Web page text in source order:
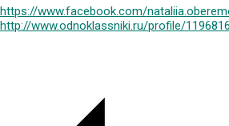
https://www.facebook.com/
http://www.odnoklassniki.ru/profile/